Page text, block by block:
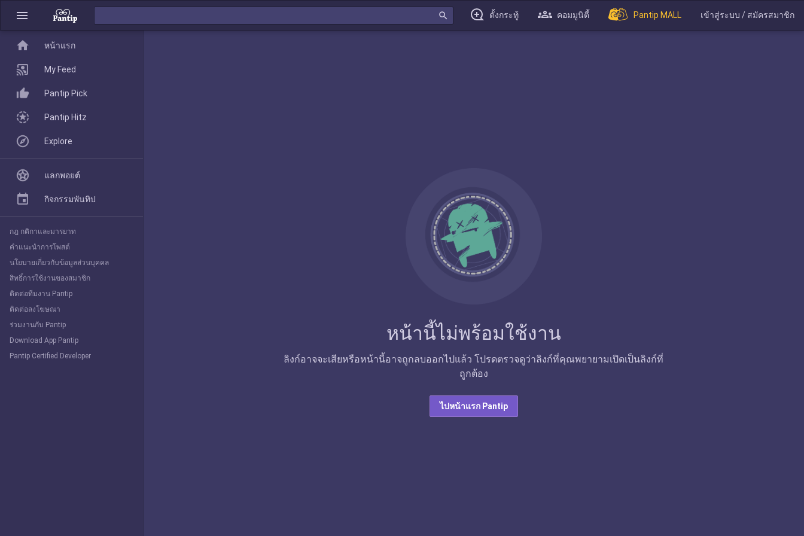
menu search ตั้งกระทู้ คอมมูนิตี้ Pantip MALL เข้าสู่ระบบ / สมัครสมาชิก
หน้านี้ไม่พร้อมใช้งาน
ลิงก์อาจจะเสียหรือหน้านี้อาจถูกลบออกไปแล้ว โปรดตรวจดูว่าลิงก์ที่คุณพยายามเปิดเป็นลิงก์ที่
ถูกต้อง
ไปหน้าแรก Pantip
home
Pantip Pick
Explore
home หน้าแรก
My Feed
Pantip Pick
Pantip Hitz
Explore
แลกพอยต์
กิจกรรมพันทิป
กฎ กติกาและมารยาท
คำแนะนำการโพสต์
นโยบายเกี่ยวกับข้อมูลส่วนบุคคล
สิทธิ์การใช้งานของสมาชิก
ติดต่อทีมงาน Pantip
ติดต่อลงโฆษณา
ร่วมงานกับ Pantip
Download App Pantip
Pantip Certified Developer